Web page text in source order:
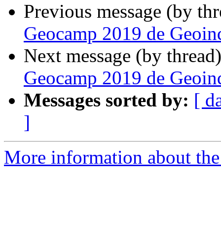
Previous message (by
Geocamp 2019 de
Next message (by
Geocamp 2019 de
Messages sorted by: [
]
More information about